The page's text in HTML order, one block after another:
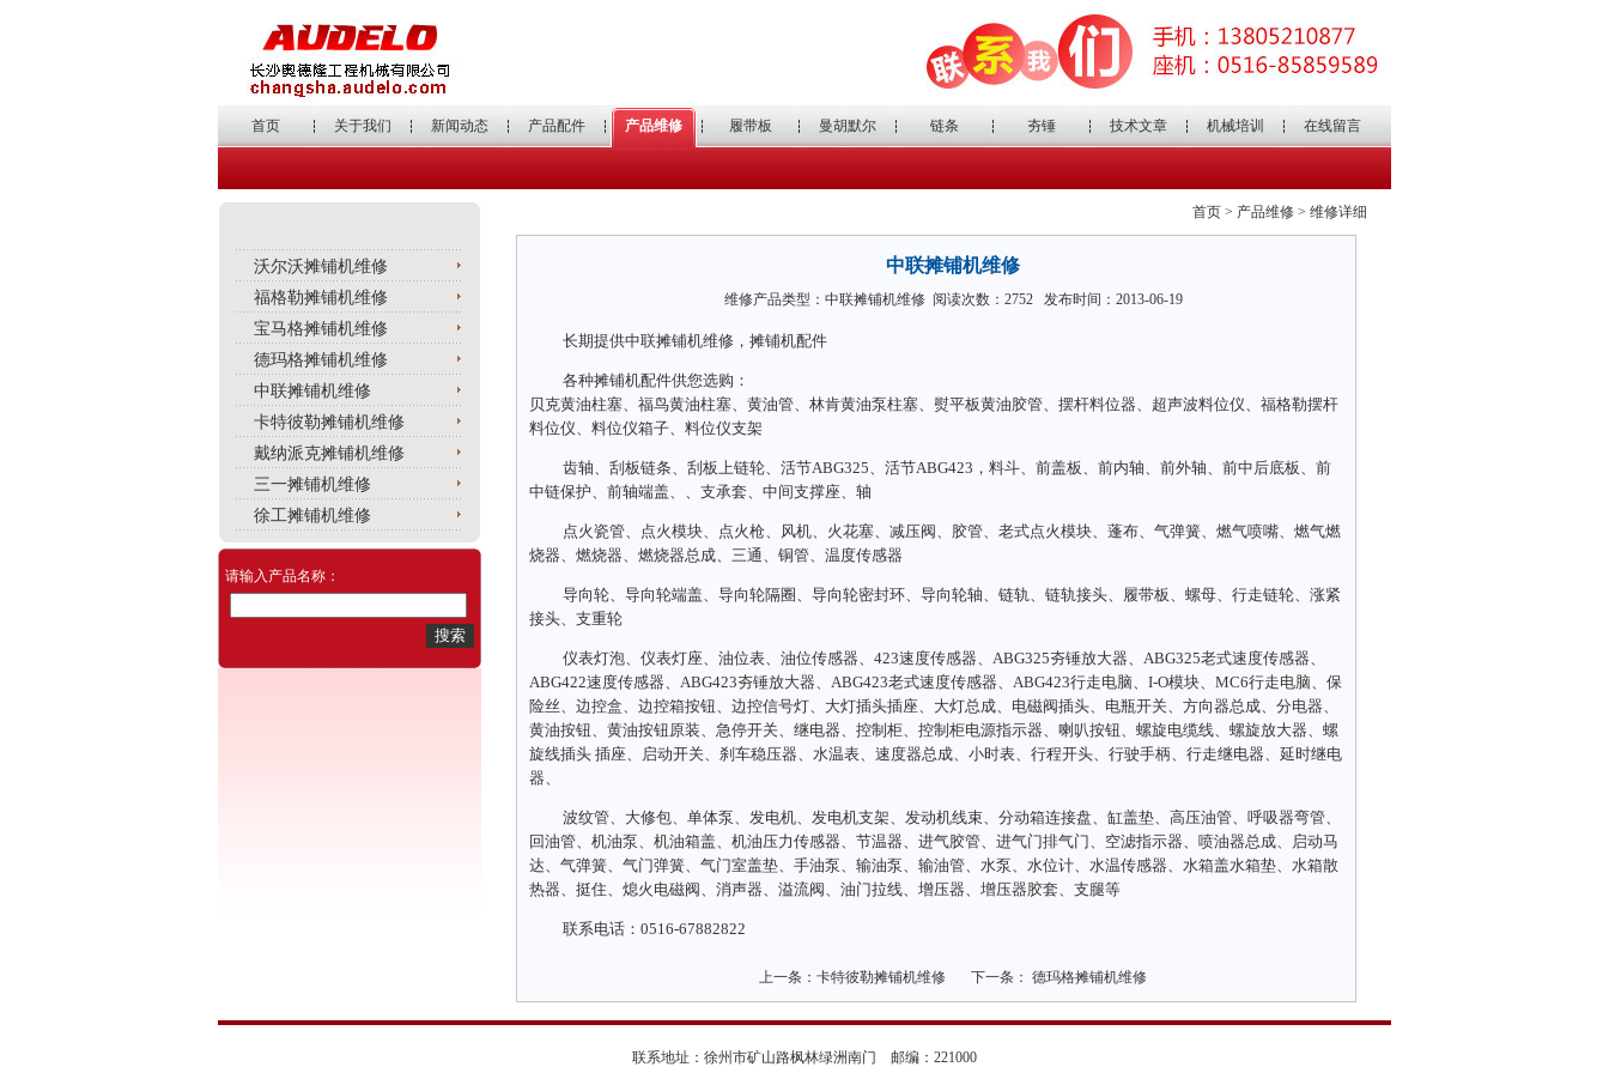
首页 关于我们 新闻动态 产品配件 产品维修 履带板 曼胡默尔 链条 夯锤 技术文章 机械培训 在线留言
沃尔沃摊铺机维修
福格勒摊铺机维修
宝马格摊铺机维修
德玛格摊铺机维修
中联摊铺机维修
卡特彼勒摊铺机维修
戴纳派克摊铺机维修
三一摊铺机维修
徐工摊铺机维修
请输入产品名称：
首页 > 产品维修 > 维修详细
中联摊铺机维修
维修产品类型：中联摊铺机维修 阅读次数：2752 发布时间：2013-06-19
长期提供中联摊铺机维修，摊铺机配件
各种摊铺机配件供您选购：
贝克黄油柱塞、福鸟黄油柱塞、黄油管、林肯黄油泵柱塞、熨平板黄油胶管、摆杆料位器、超声波料位仪、福格勒摆杆
料位仪、料位仪箱子、料位仪支架
齿轴、刮板链条、刮板上链轮、活节ABG325、活节ABG423，料斗、前盖板、前内轴、前外轴、前中后底板、前
中链保护、前轴端盖、、支承套、中间支撑座、轴
点火瓷管、点火模块、点火枪、风机、火花塞、减压阀、胶管、老式点火模块、蓬布、气弹簧、燃气喷嘴、燃气燃
烧器、燃烧器、燃烧器总成、三通、铜管、温度传感器
导向轮、导向轮端盖、导向轮隔圈、导向轮密封环、导向轮轴、链轨、链轨接头、履带板、螺母、行走链轮、涨紧
接头、支重轮
仪表灯泡、仪表灯座、油位表、油位传感器、423速度传感器、ABG325夯锤放大器、ABG325老式速度传感器、
ABG422速度传感器、ABG423夯锤放大器、ABG423老式速度传感器、ABG423行走电脑、I-O模块、MC6行走电脑、保
险丝、边控盒、边控箱按钮、边控信号灯、大灯插头插座、大灯总成、电磁阀插头、电瓶开关、方向器总成、分电器、
黄油按钮、黄油按钮原装、急停开关、继电器、控制柜、控制柜电源指示器、喇叭按钮、螺旋电缆线、螺旋放大器、螺
旋线插头 插座、启动开关、刹车稳压器、水温表、速度器总成、小时表、行程开头、行驶手柄、行走继电器、延时继电
器、
波纹管、大修包、单体泵、发电机、发电机支架、发动机线束、分动箱连接盘、缸盖垫、高压油管、呼吸器弯管、
回油管、机油泵、机油箱盖、机油压力传感器、节温器、进气胶管、进气门排气门、空滤指示器、喷油器总成、启动马
达、气弹簧、气门弹簧、气门室盖垫、手油泵、输油泵、输油管、水泵、水位计、水温传感器、水箱盖水箱垫、水箱散
热器、挺住、熄火电磁阀、消声器、溢流阀、油门拉线、增压器、增压器胶套、支腿等
联系电话：0516-67882822
上一条： 卡特彼勒摊铺机维修 下一条： 德玛格摊铺机维修
联系地址：徐州市矿山路枫林绿洲南门 邮编：221000